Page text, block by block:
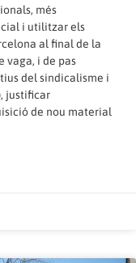
més
i utilitzar els
al final de la
vaga, i de pas
del sindicalisme i
justificar
de nou material